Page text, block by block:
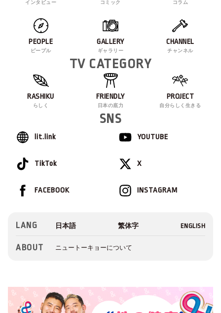
インタビュー コミック コラム
PEOPLE
ピープル
GALLERY
ギャラリー
CHANNEL
チャンネル
TV CATEGORY
RASHIKU
らしく
FRIENDLY
日本の底力
PROJECT
自分らしく生きる
SNS
lit.link YOUTUBE
TikTok X
INSTAGRAM
FACEBOOK
LANG
ABOUT ニュートーキョーについて